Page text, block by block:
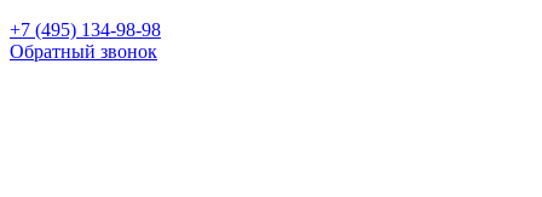
+7 (495) 134-98-98
Обратный звонок